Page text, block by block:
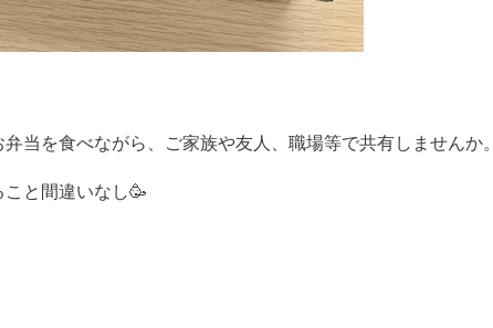
当を食べながら、ご家族や友人、職場等で共有しませんか。
と間違いなし🥳